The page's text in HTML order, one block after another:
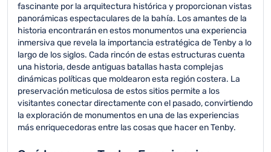
fascinante por la arquitectura histórica y proporcionan vistas
panorámicas espectaculares de la bahía. Los amantes de la
historia encontrarán en estos monumentos una experiencia
inmersiva que revela la importancia estratégica de Tenby a lo
largo de los siglos. Cada rincón de estas estructuras cuenta
una historia, desde antiguas batallas hasta complejas
dinámicas políticas que moldearon esta región costera. La
preservación meticulosa de estos sitios permite a los
visitantes conectar directamente con el pasado, convirtiendo
la exploración de monumentos en una de las experiencias
más enriquecedoras entre las cosas que hacer en Tenby.